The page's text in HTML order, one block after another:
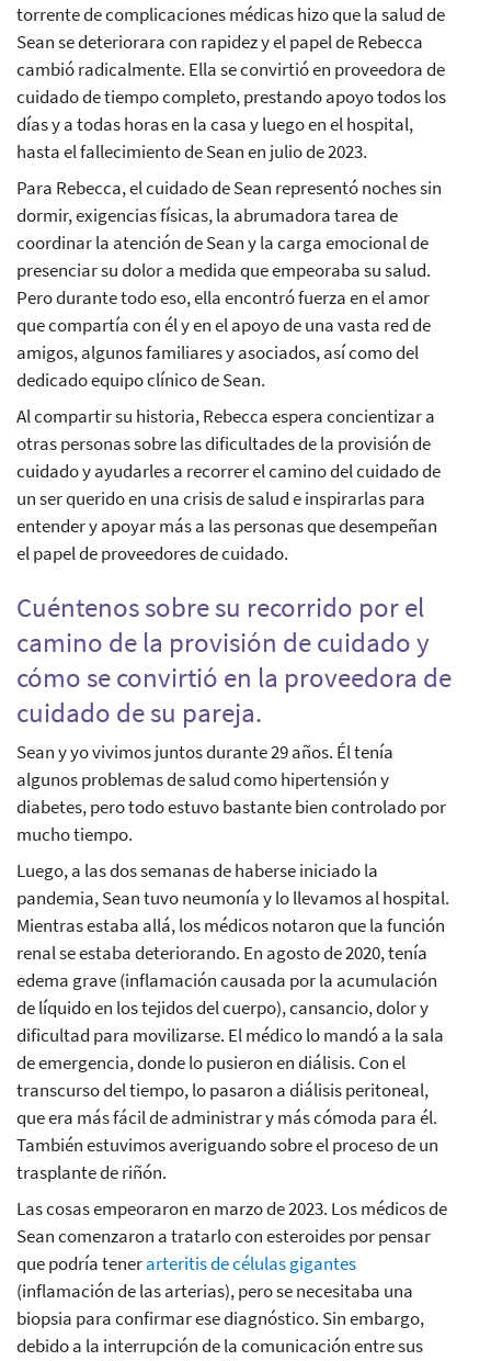
torrente de complicaciones médicas hizo que la salud de
Sean se deteriorara con rapidez y el papel de Rebecca
cambió radicalmente. Ella se convirtió en proveedora de
cuidado de tiempo completo, prestando apoyo todos los
días y a todas horas en la casa y luego en el hospital,
hasta el fallecimiento de Sean en julio de 2023.
Para Rebecca, el cuidado de Sean representó noches sin
dormir, exigencias físicas, la abrumadora tarea de
coordinar la atención de Sean y la carga emocional de
presenciar su dolor a medida que empeoraba su salud.
Pero durante todo eso, ella encontró fuerza en el amor
que compartía con él y en el apoyo de una vasta red de
amigos, algunos familiares y asociados, así como del
dedicado equipo clínico de Sean.
Al compartir su historia, Rebecca espera concientizar a
otras personas sobre las dificultades de la provisión de
cuidado y ayudarles a recorrer el camino del cuidado de
un ser querido en una crisis de salud e inspirarlas para
entender y apoyar más a las personas que desempeñan
el papel de proveedores de cuidado.
Cuéntenos sobre su recorrido por el
camino de la provisión de cuidado y
cómo se convirtió en la proveedora de
cuidado de su pareja.
Sean y yo vivimos juntos durante 29 años. Él tenía
algunos problemas de salud como hipertensión y
diabetes, pero todo estuvo bastante bien controlado por
mucho tiempo.
Luego, a las dos semanas de haberse iniciado la
pandemia, Sean tuvo neumonía y lo llevamos al hospital.
Mientras estaba allá, los médicos notaron que la función
renal se estaba deteriorando. En agosto de 2020, tenía
edema grave (inflamación causada por la acumulación
de líquido en los tejidos del cuerpo), cansancio, dolor y
dificultad para movilizarse. El médico lo mandó a la sala
de emergencia, donde lo pusieron en diálisis. Con el
transcurso del tiempo, lo pasaron a diálisis peritoneal,
que era más fácil de administrar y más cómoda para él.
También estuvimos averiguando sobre el proceso de un
trasplante de riñón.
Las cosas empeoraron en marzo de 2023. Los médicos de
Sean comenzaron a tratarlo con esteroides por pensar
que podría tenerarteritis de células gigantes
(inflamación de las arterias), pero se necesitaba una
biopsia para confirmar ese diagnóstico. Sin embargo,
debido a la interrupción de la comunicación entre sus